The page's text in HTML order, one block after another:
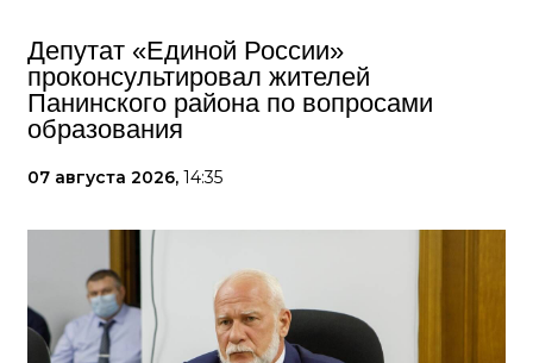
Депутат «Единой России»
проконсультировал жителей
Панинского района по вопросами
образования
07 августа 2026, 14:35